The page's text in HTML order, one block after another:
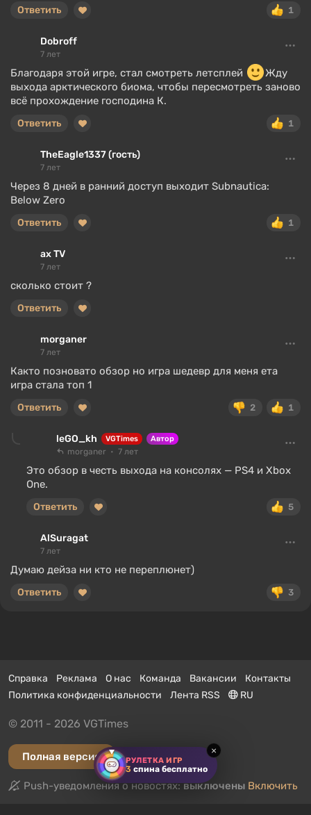
РУЛЕТКА ИГР
3 спина бесплатно
×
1
Ответить
Dobroff
7 лет
Благодаря этой игре, стал смотреть летсплей
Жду
выхода арктического биома, чтобы пересмотреть заново
всё прохождение господина К.
1
Ответить
TheEagle1337 (гость)
7 лет
Через 8 дней в ранний доступ выходит Subnautica:
Below Zero
1
Ответить
ах TV
7 лет
сколько стоит ?
Ответить
morganer
7 лет
Както позновато обзор но игра шедевр для меня ета
игра стала топ 1
2 1
Ответить
leGO_kh VGTimes Автор
morganer 7 лет
Это обзор в честь выхода на консолях — PS4 и Xbox
One.
5
Ответить
AlSuragat
7 лет
Думаю дейза ни кто не переплюнет)
3
Ответить
Справка Реклама О нас Команда Вакансии
Контакты
Политика конфиденциальности
Лента RSS RU
© 2011 - 2026 VGTimes
Полная версия
Push-уведомления о новостях:выключены Включить